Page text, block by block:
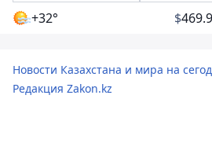
+32° $
Новости Казахстана и мира на
Редакция Zakon.kz